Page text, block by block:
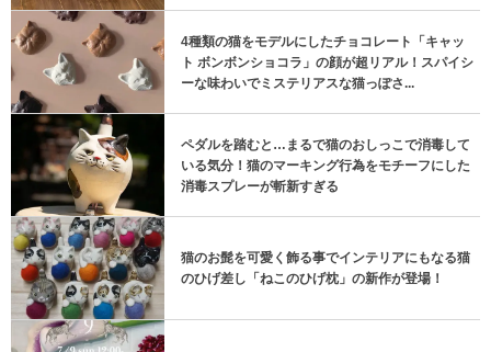
4種類の猫をモデルにしたチョコレート「キャッ
ト ボンボンショコラ」の顔が超リアル！スパイシ
ーな味わいでミステリアスな猫っぽさ...
ペダルを踏むと…まるで猫のおしっこで消毒して
いる気分！猫のマーキング行為をモチーフにした
消毒スプレーが斬新すぎる
猫のお髭を可愛く飾る事でインテリアにもなる猫
のひげ差し「ねこのひげ枕」の新作が登場！